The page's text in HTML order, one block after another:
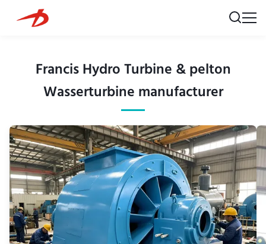
Francis Hydro Turbine & pelton
Wasserturbine manufacturer